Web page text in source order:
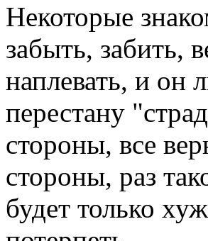
Некоторые
забыть, забить,
наплевать, и он
перестану
стороны, все
стороны, раз
будет только